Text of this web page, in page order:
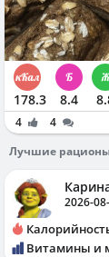
178.3 8.4
4
4
Лучшие
2026-
Витамины и